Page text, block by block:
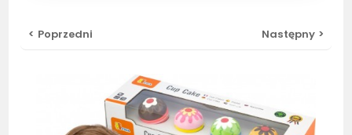
< Poprzedni Następny >